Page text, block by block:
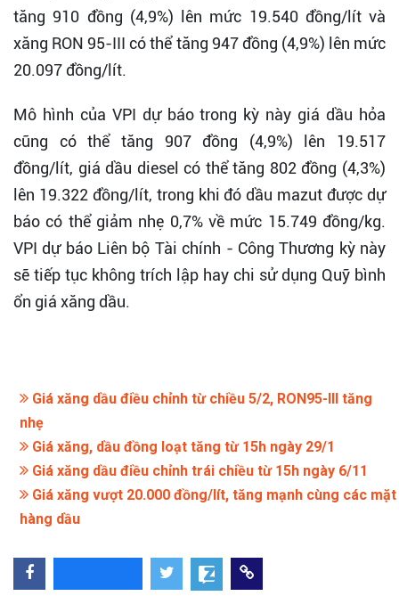
tăng 910 đồng (4,9%) lên mức 19.540 đồng/lít và
xăng RON 95-III có thể tăng 947 đồng (4,9%) lên mức
20.097 đồng/lít.
Mô hình của VPI dự báo trong kỳ này giá dầu hỏa
cũng có thể tăng 907 đồng (4,9%) lên 19.517
đồng/lít, giá dầu diesel có thể tăng 802 đồng (4,3%)
lên 19.322 đồng/lít, trong khi đó dầu mazut được dự
báo có thể giảm nhẹ 0,7% về mức 15.749 đồng/kg.
VPI dự báo Liên bộ Tài chính - Công Thương kỳ này
sẽ tiếp tục không trích lập hay chi sử dụng Quỹ bình
ổn giá xăng dầu.
Giá xăng dầu điều chỉnh từ chiều 5/2, RON95-III tăng
nhẹ
Giá xăng, dầu đồng loạt tăng từ 15h ngày 29/1
Giá xăng dầu điều chỉnh trái chiều từ 15h ngày 6/11
Giá xăng vượt 20.000 đồng/lít, tăng mạnh cùng các mặt
hàng dầu